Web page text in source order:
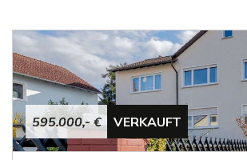
595.000,- € VERKAUFT